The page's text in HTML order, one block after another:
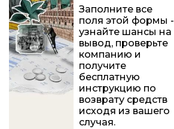
Заполните все
поля этой формы -
узнайте шансы на
вывод, проверьте
компанию и
получите
бесплатную
инструкцию по
возврату средств
исходя из вашего
случая.